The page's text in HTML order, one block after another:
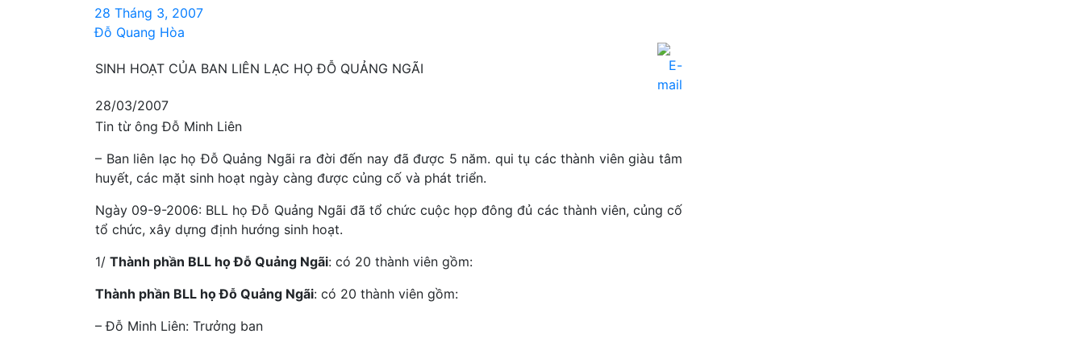
28 Tháng 3, 2007
Đỗ Quang Hòa
SINH HOẠT CỦA BAN LIÊN LẠC HỌ ĐỖ QUẢNG NGÃI
28/03/2007
Tin từ ông Đỗ Minh Liên
– Ban liên lạc họ Đỗ Quảng Ngãi ra đời đến nay đã được 5 năm. qui tụ các thành viên giàu tâm
huyết, các mặt sinh hoạt ngày càng được củng cố và phát triển.
Ngày 09-9-2006: BLL họ Đỗ Quảng Ngãi đã tổ chức cuộc họp đông đủ các thành viên, củng cố
tổ chức, xây dựng định hướng sinh hoạt.
1/ Thành phần BLL họ Đỗ Quảng Ngãi: có 20 thành viên gồm:
Thành phần BLL họ Đỗ Quảng Ngãi: có 20 thành viên gồm:
– Đỗ Minh Liên: Trưởng ban